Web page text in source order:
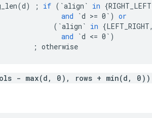
(d) ; if ( `align` in {RIGHT_LEFT
and
`d >= 0` ) or
( `align` in {LEFT_RIGHT,
and
`d <= 0` )
; otherwise
- max(d, 0), rows + min(d, 0))